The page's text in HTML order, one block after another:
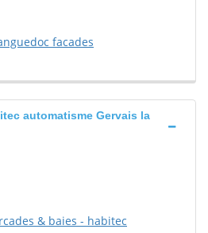
facades
automatisme Gervais la
& baies - habitec